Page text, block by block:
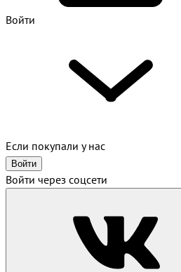
Войти
Если покупали у нас
Войти
Войти через соцсети